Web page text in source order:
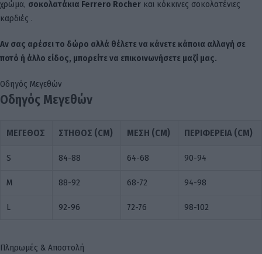
χρώμα, σοκολατάκια Ferrero Rocher και κόκκινες σοκολατένιες
καρδιές .
Αν σας αρέσει το δώρο αλλά θέλετε να κάνετε κάποια αλλαγή σε
ποτό ή άλλο είδος, μπορείτε να επικοινωνήσετε μαζί μας.
Οδηγός Μεγεθών
Οδηγός Μεγεθών
ΜΈΓΕΘΟΣ ΣΤΉΘΟΣ (CM) ΜΈΣΗ (CM) ΠΕΡΙΦΈΡΕΙΑ (CM)
S 84-88 64-68 90-94
M 88-92 68-72 94-98
L 92-96 72-76 98-102
Πληρωμές & Αποστολή